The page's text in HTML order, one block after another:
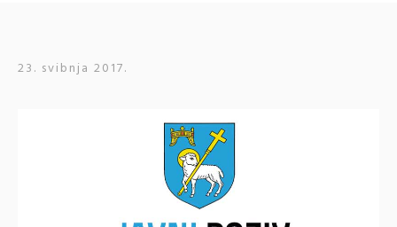
23. svibnja 2017.